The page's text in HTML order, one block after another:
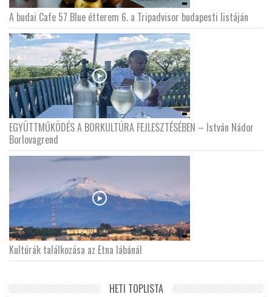
A budai Cafe 57 Blue étterem 6. a Tripadvisor budapesti listáján
EGYÜTTMŰKÖDÉS A BORKULTÚRA FEJLESZTÉSÉBEN – István Nádor
Borlovagrend
Kultúrák találkozása az Etna lábánál
HETI TOPLISTA